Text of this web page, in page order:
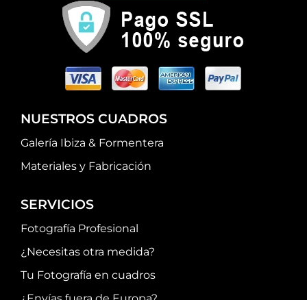
NUESTROS CUADROS
Galería Ibiza & Formentera
Materiales y Fabricación
SERVICIOS
Fotografía Profesional
¿Necesitas otra medida?
Tu Fotografía en cuadros